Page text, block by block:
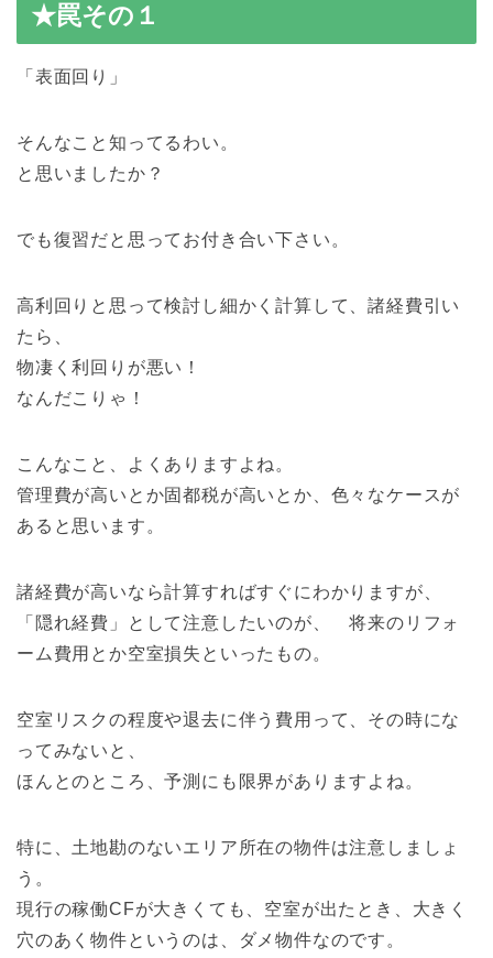
★罠その１
「表面回り」
そんなこと知ってるわい。
と思いましたか？
でも復習だと思ってお付き合い下さい。
高利回りと思って検討し細かく計算して、諸経費引い
たら、
物凄く利回りが悪い！
なんだこりゃ！
こんなこと、よくありますよね。
管理費が高いとか固都税が高いとか、色々なケースが
あると思います。
諸経費が高いなら計算すればすぐにわかりますが、
「隠れ経費」として注意したいのが、 将来のリフォ
ーム費用とか空室損失といったもの。
空室リスクの程度や退去に伴う費用って、その時にな
ってみないと、
ほんとのところ、予測にも限界がありますよね。
特に、土地勘のないエリア所在の物件は注意しましょ
う。
現行の稼働CFが大きくても、空室が出たとき、大きく
穴のあく物件というのは、ダメ物件なのです。